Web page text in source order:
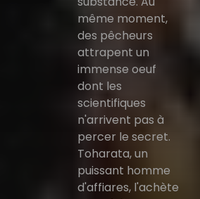
même moment,
des pêcheurs
attrapent un
immense oeuf
dont les
scientifiques
n'arrivent pas à
percer le secret.
Toharata, un
puissant homme
d'affiares, l'achète